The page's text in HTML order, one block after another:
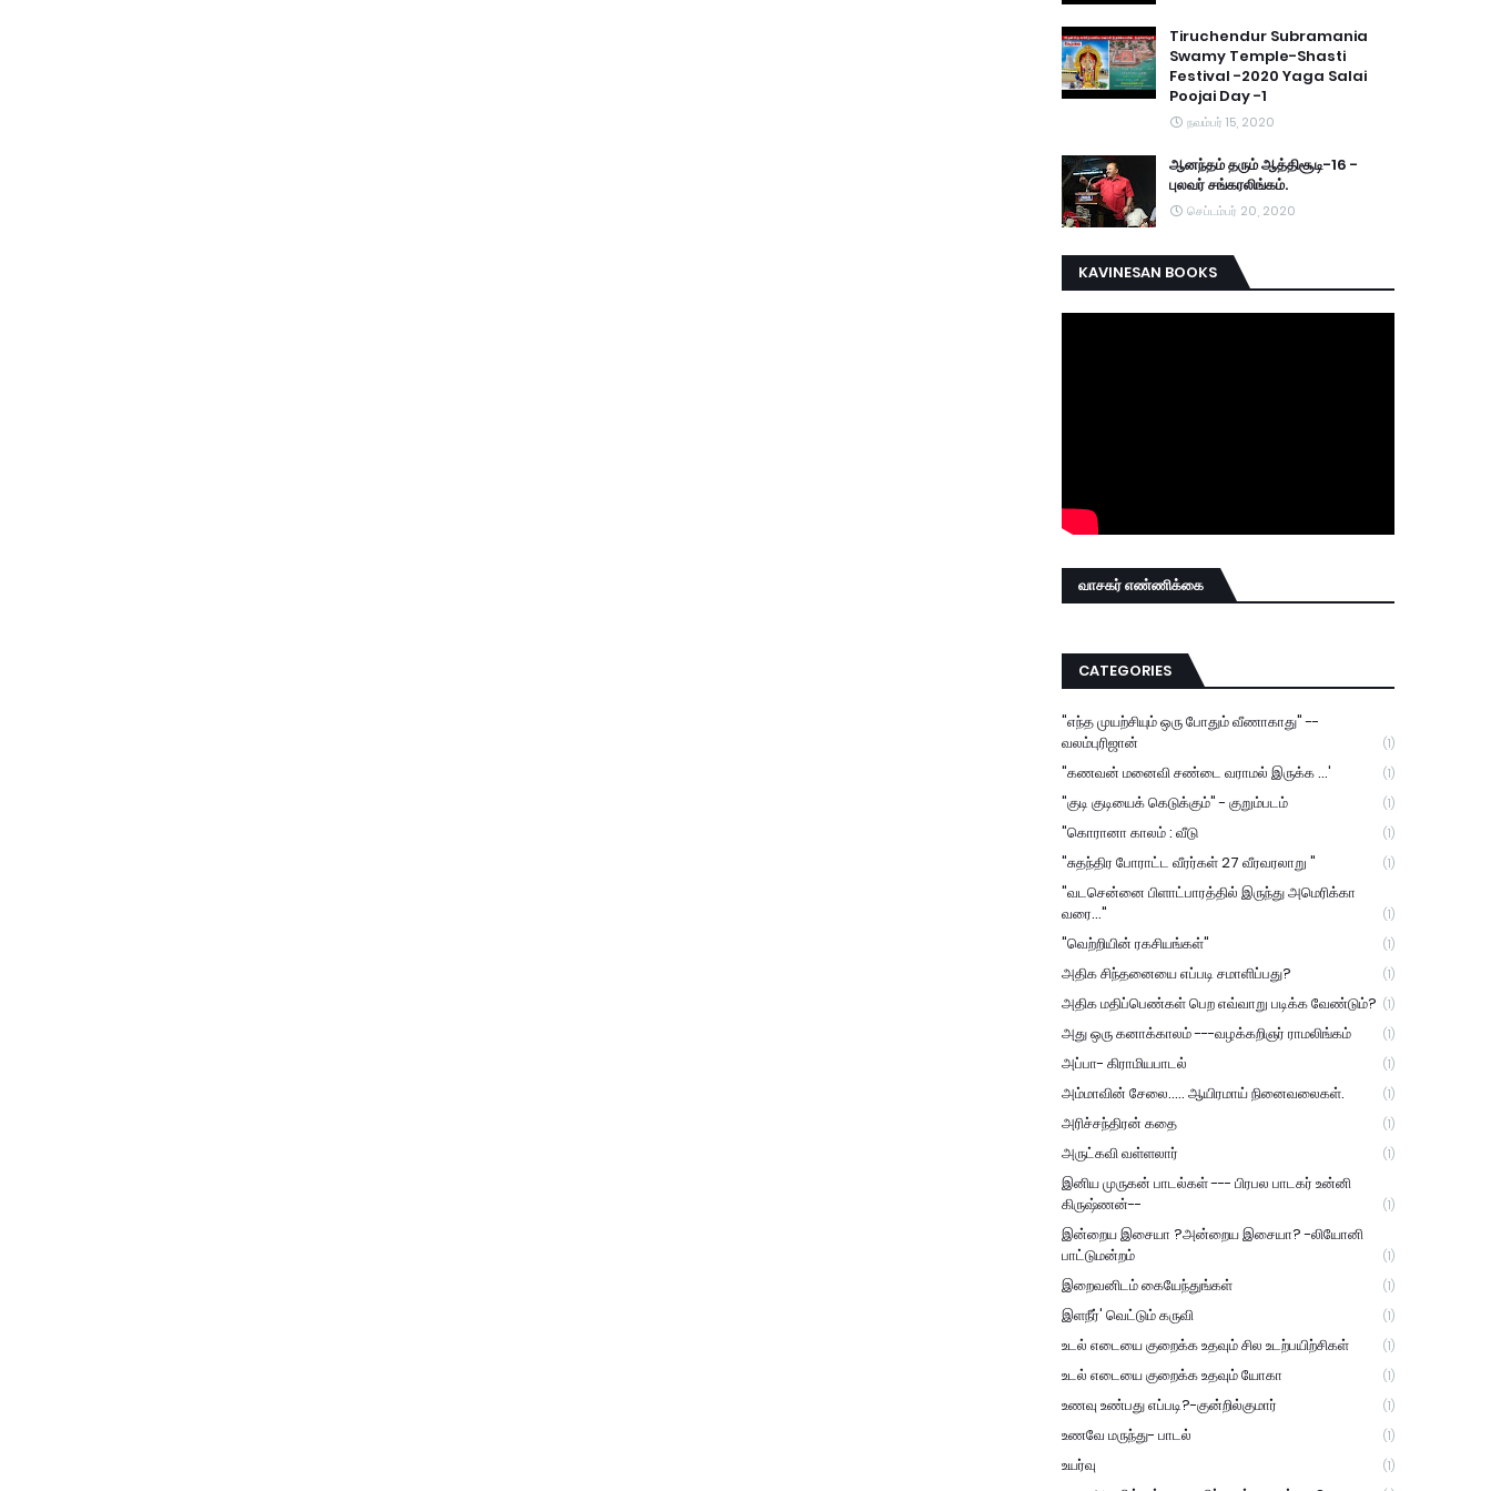
Tiruchendur Subramania
Swamy Temple-Shasti
Festival -2020 Yaga Salai
Poojai Day -1
நவம்பர் 15, 2020
ஆனந்தம் தரும் ஆத்திசூடி-16 -
புலவர் சங்கரலிங்கம்.
செப்டம்பர் 20, 2020
KAVINESAN BOOKS
வாசகர் எண்ணிக்கை
CATEGORIES
"எந்த முயற்சியும் ஒரு போதும் வீணாகாது" --
வலம்புரிஜான்
(1)
"கணவன் மனைவி சண்டை வராமல் இருக்க ...' (1)
"குடி குடியைக் கெடுக்கும்" - குறும்படம் (1)
"கொரானா காலம் : வீடு (1)
"சுதந்திர போராட்ட வீரர்கள் 27 வீரவரலாறு " (1)
"வடசென்னை பிளாட்பாரத்தில் இருந்து அமெரிக்கா
வரை..."
(1)
"வெற்றியின் ரகசியங்கள்" (1)
அதிக சிந்தனையை எப்படி சமாளிப்பது? (1)
அதிக மதிப்பெண்கள் பெற எவ்வாறு படிக்க வேண்டும்? (1)
அது ஒரு கனாக்காலம் ---வழக்கறிஞர் ராமலிங்கம் (1)
அப்பா- கிராமியபாடல் (1)
அம்மாவின் சேலை..... ஆயிரமாய் நினைவலைகள். (1)
அரிச்சந்திரன் கதை (1)
அருட்கவி வள்ளலார் (1)
இனிய முருகன் பாடல்கள் --- பிரபல பாடகர் உன்னி
கிருஷ்ணன்--
(1)
இன்றைய இசையா ?அன்றைய இசையா? -லியோனி
பாட்டுமன்றம்
(1)
இறைவனிடம் கையேந்துங்கள் (1)
இளநீர்' வெட்டும் கருவி (1)
உடல் எடையை குறைக்க உதவும் சில உடற்பயிற்சிகள் (1)
உடல் எடையை குறைக்க உதவும் யோகா (1)
உணவு உண்பது எப்படி?-குன்றில்குமார் (1)
உணவே மருந்து- பாடல் (1)
உயர்வு (1)